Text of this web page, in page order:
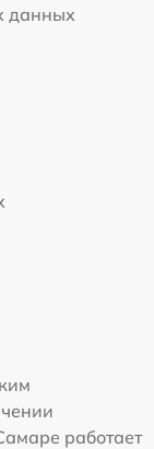
данных
работает